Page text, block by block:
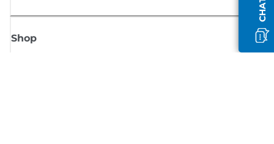
Shop